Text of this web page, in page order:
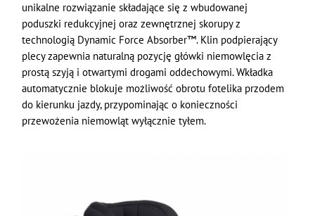
unikalne rozwiązanie składające się z wbudowanej
poduszki redukcyjnej oraz zewnętrznej skorupy z
technologią Dynamic Force Absorber™. Klin podpierający
plecy zapewnia naturalną pozycję główki niemowlęcia z
prostą szyją i otwartymi drogami oddechowymi. Wkładka
automatycznie blokuje możliwość obrotu fotelika przodem
do kierunku jazdy, przypominając o konieczności
przewożenia niemowląt wyłącznie tyłem.